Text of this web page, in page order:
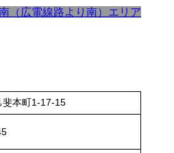
（広電線路より南）エリア
斐本町1-17-15